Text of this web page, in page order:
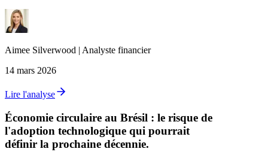
Aimee Silverwood | Analyste financier
14 mars 2026
Lire l'analyse
Économie circulaire au Brésil : le risque de
l'adoption technologique qui pourrait
définir la prochaine décennie.